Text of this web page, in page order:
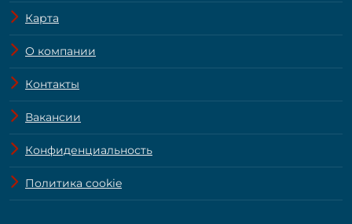
Карта
О компании
Контакты
Вакансии
Конфиденциальность
Политика cookie